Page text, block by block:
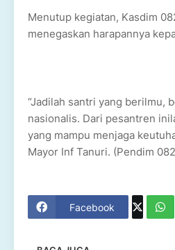
Menutup kegiatan, Kasdim
menegaskan harapannya
“Jadilah santri yang berilmu,
nasionalis. Dari pesantren
yang mampu menjaga
Mayor Inf Tanuri. (Pendim
Facebook